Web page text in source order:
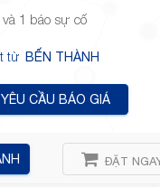
1 báo sự cố
từ BẾN THÀNH
YÊU CẦU BÁO GIÁ
ĐẶT